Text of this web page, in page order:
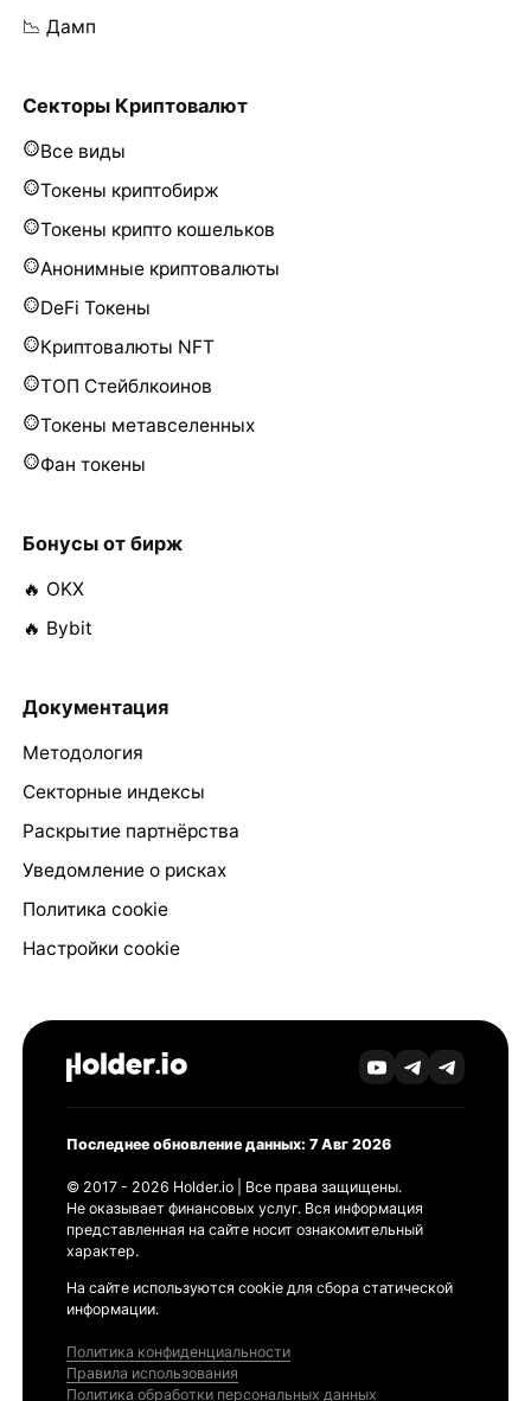
📉 Дамп
Секторы Криптовалют
Все виды
Токены криптобирж
Токены крипто кошельков
Анонимные криптовалюты
DeFi Токены
Криптовалюты NFT
ТОП Стейблкоинов
Токены метавселенных
Фан токены
Бонусы от бирж
🔥 OKX
🔥 Bybit
Документация
Методология
Секторные индексы
Раскрытие партнёрства
Уведомление о рисках
Политика cookie
Настройки cookie
Последнее обновление данных: 7 Авг 2026
© 2017 - 2026 Holder.io | Все права защищены.
Не оказывает финансовых услуг. Вся информация
представленная на сайте носит ознакомительный
характер.
На сайте используются cookie для сбора статической
информации.
Политика конфиденциальности
Правила использования
Политика обработки персональных данных